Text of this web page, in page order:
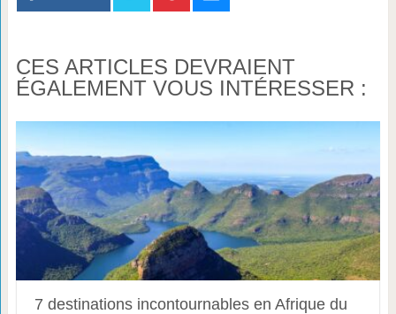
CES ARTICLES DEVRAIENT
ÉGALEMENT VOUS INTÉRESSER :
7 destinations incontournables en Afrique du